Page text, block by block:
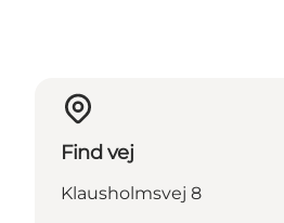
Find vej
Klausholmsvej 8